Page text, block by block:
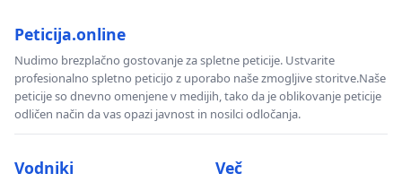
Peticija.online
Nudimo brezplačno gostovanje za spletne peticije. Ustvarite
profesionalno spletno peticijo z uporabo naše zmogljive storitve.Naše
peticije so dnevno omenjene v medijih, tako da je oblikovanje peticije
odličen način da vas opazi javnost in nosilci odločanja.
Vodniki Več